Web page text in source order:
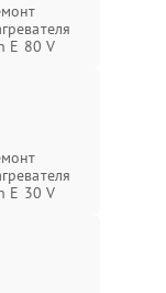
E 80 V
E 30 V